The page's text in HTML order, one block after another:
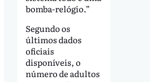
bomba-relógio.”
Segundo os
últimos dados
oficiais
disponíveis, o
número de adultos